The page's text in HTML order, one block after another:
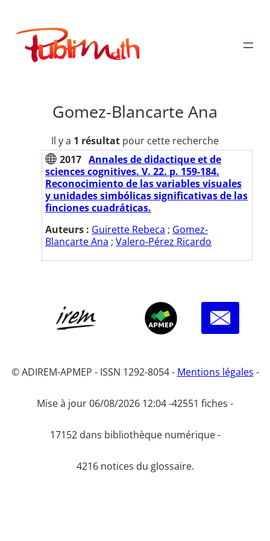
contenu
Publimath
Gomez-Blancarte Ana
Il y a 1 résultat pour cette recherche
2017 Annales de didactique et de
sciences cognitives. V. 22. p. 159-184.
Reconocimiento de las variables visuales
y unidades simbólicas significativas de las
finciones cuadráticas.
Auteurs : Guirette Rebeca ; Gomez-
Blancarte Ana ; Valero-Pérez Ricardo
© ADIREM-APMEP - ISSN 1292-8054 - Mentions légales -
Mise à jour 06/08/2026 12:04 -42551 fiches -
17152 dans bibliothèque numérique -
4216 notices du glossaire.